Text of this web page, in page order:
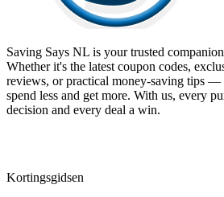
Saving Says NL is your trusted
Whether it's the latest coupon codes,
reviews, or practical money-saving tips —
spend less and get more. With us, every
decision and every deal a win.
Kortingsgidsen